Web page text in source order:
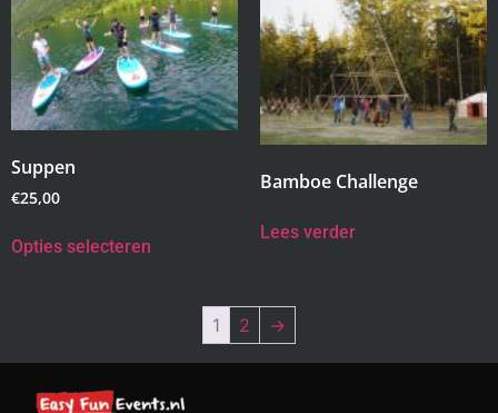
Suppen
€25,00
Opties selecteren
Bamboe Challenge
Lees verder
1 2 →